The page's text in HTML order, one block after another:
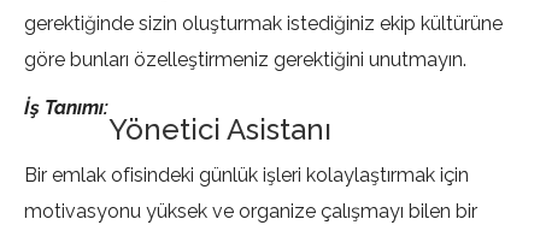
gerektiğinde sizin oluşturmak istediğiniz ekip kültürüne
göre bunları özelleştirmeniz gerektiğini unutmayın.
Yönetici Asistanı
İş Tanımı:
Bir emlak ofisindeki günlük işleri kolaylaştırmak için
motivasyonu yüksek ve organize çalışmayı bilen bir